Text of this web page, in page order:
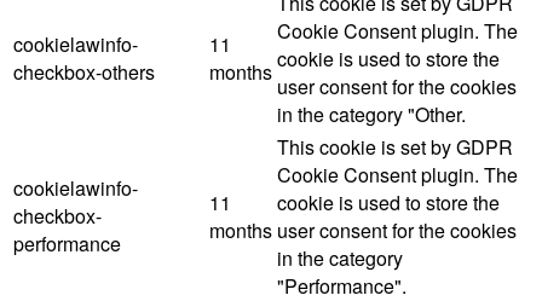
cookielawinfo-
checkbox-others
11
months
Cookie Consent plugin. The
cookie is used to store the
user consent for the cookies
in the category "Other.
cookielawinfo-
checkbox-
performance
11
months
This cookie is set by GDPR
Cookie Consent plugin. The
cookie is used to store the
user consent for the cookies
in the category
"Performance".